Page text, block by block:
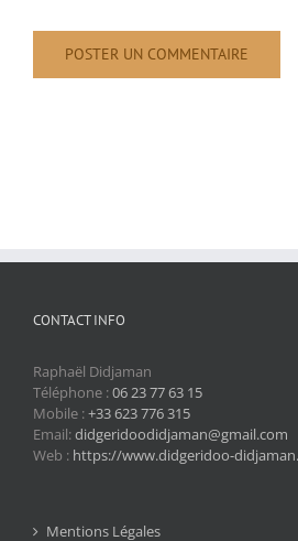
CONTACT INFO
Raphaël Didjaman
Téléphone :06 23 77 63 15
Mobile :+33 623 776 315
Email:didgeridoodidjaman@gmail.com
Web : https://www.didgeridoo-
Mentions Légales